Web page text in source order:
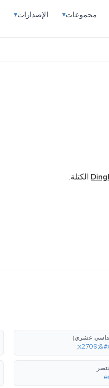
مجموعات▾ الإصدارات▾
الكتلة.